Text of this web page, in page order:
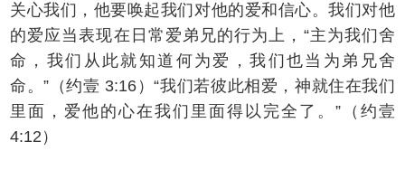
关心我们，他要唤起我们对他的爱和信心。我们对他
的爱应当表现在日常爱弟兄的行为上，“主为我们舍
命，我们从此就知道何为爱，我们也当为弟兄舍
命。”（约壹 3:16）“我们若彼此相爱，神就住在我们
里面，爱他的心在我们里面得以完全了。”（约壹
4:12）